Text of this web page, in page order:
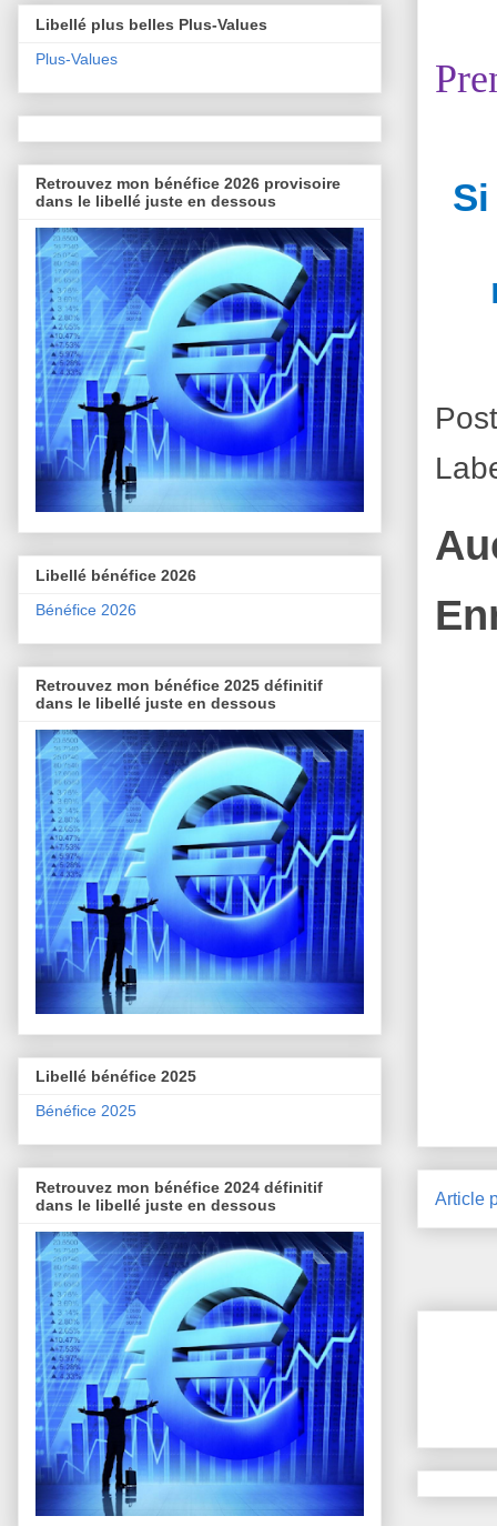
Article
Libellé plus belles Plus-Values
Plus-Values
Retrouvez mon bénéfice 2026 provisoire
dans le libellé juste en dessous
Libellé bénéfice 2026
Bénéfice 2026
Retrouvez mon bénéfice 2025 définitif
dans le libellé juste en dessous
Libellé bénéfice 2025
Bénéfice 2025
Retrouvez mon bénéfice 2024 définitif
dans le libellé juste en dessous